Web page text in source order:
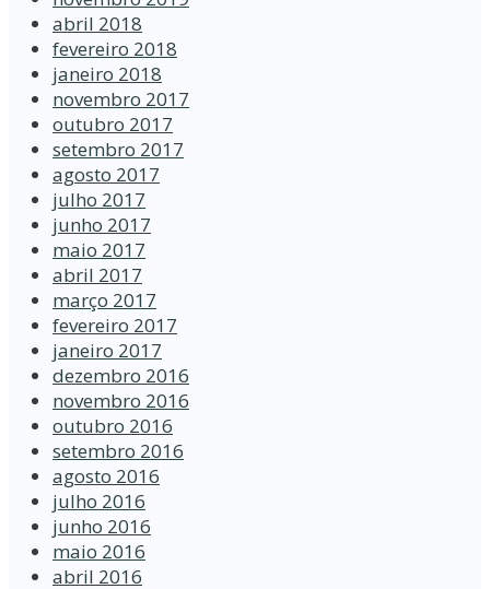
abril 2018
fevereiro 2018
janeiro 2018
novembro 2017
outubro 2017
setembro 2017
agosto 2017
julho 2017
junho 2017
maio 2017
abril 2017
março 2017
fevereiro 2017
janeiro 2017
dezembro 2016
novembro 2016
outubro 2016
setembro 2016
agosto 2016
julho 2016
junho 2016
maio 2016
abril 2016